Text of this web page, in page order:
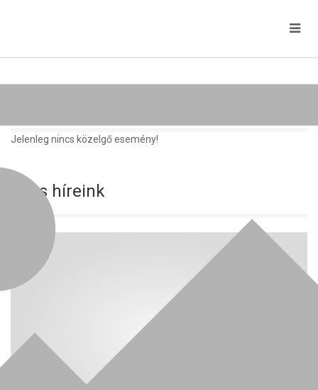
Jelenleg nincs közelgő esemény!
Friss híreink